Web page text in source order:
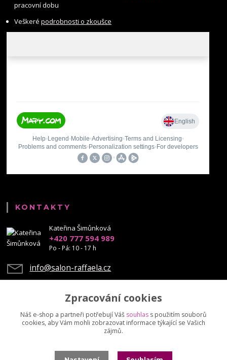
pracovní dobu
Veškerépodrobnosti o zkoušce
KONTAKTY
Kateřina Šimůnková
+420 777 594 989
Po - Pá: 10 - 17 h
info@salon-raffaela.cz
Upravit sběr cookies.
© Mgr. Kateřina Šimůnková, 2023 - další šíření našich fotek je chráněno
Zpracování cookies
Náš e-shop a partneři potřebují Váš souhlas s použitím souborů
cookies, aby Vám mohli zobrazovat informace týkající se Vašich
zájmů.